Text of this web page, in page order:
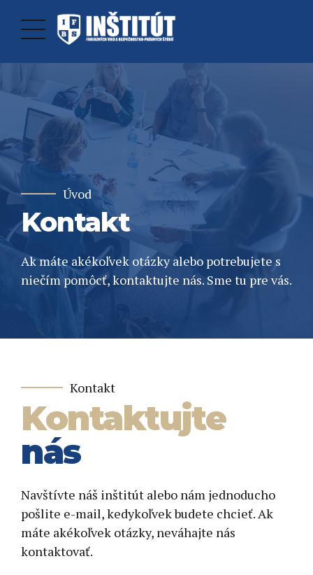
Úvod
Kontakt
Ak máte akékoľvek otázky alebo potrebujete s
niečím pomôcť, kontaktujte nás. Sme tu pre vás.
Kontakt
Kontaktujte
nás
Navštívte náš inštitút alebo nám jednoducho
pošlite e-mail, kedykoľvek budete chcieť. Ak
máte akékoľvek otázky, neváhajte nás
kontaktovať.